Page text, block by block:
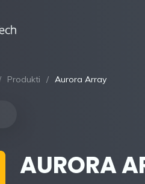
Produkti Aurora Array
AURORA